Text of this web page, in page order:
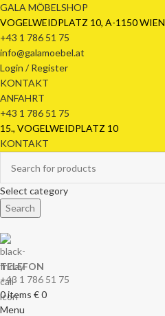
GALA MÖBELSHOP
VOGELWEIDPLATZ 10, A-1150 WIEN
+43 1 786 51 75
info@galamoebel.at
Login / Register
KONTAKT
ANFAHRT
+43 1 786 51 75
15., VOGELWEIDPLATZ 10
KONTAKT
Select category
Search
TELEFON
+43 1 786 51 75
0items €0
Menu